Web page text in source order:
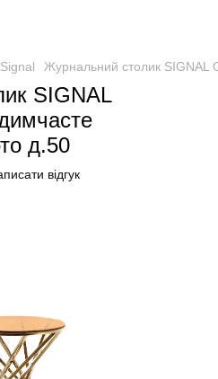
Журнальний столик SIGNAL
SIGNAL
д.50
відгук